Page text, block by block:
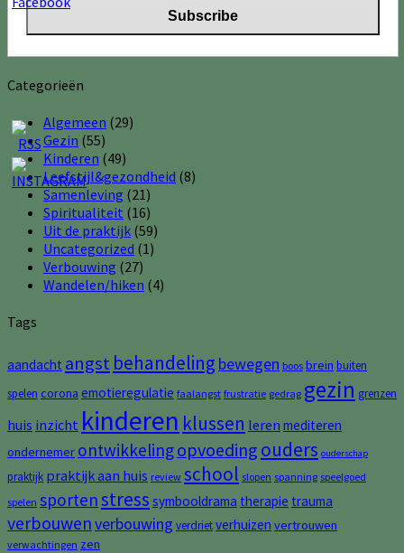
Categorieën
Algemeen (29)
Gezin (55)
Kinderen (49)
Leefstijl&gezondheid (8)
Samenleving (21)
Spiritualiteit (16)
Uit de praktijk (59)
Uncategorized (1)
Verbouwing (27)
Wandelen/hiken (4)
Tags
aandacht angst behandeling bewegen boos brein buiten
spelen corona emotieregulatie faalangst frustratie gedrag gezin grenzen
huis inzicht kinderen klussen leren mediteren
ondernemer ontwikkelingopvoeding ouders ouderschap
praktijk praktijk aan huis review school slopen spanning speelgoed
spelen sportenstress symbooldrama therapie trauma
verbouwenverbouwing verdrietverhuizen vertrouwen
verwachtingen zen